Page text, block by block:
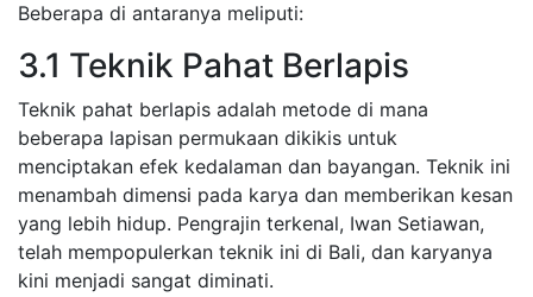
Beberapa di antaranya meliputi:
3.1 Teknik Pahat Berlapis
Teknik pahat berlapis adalah metode di mana
beberapa lapisan permukaan dikikis untuk
menciptakan efek kedalaman dan bayangan. Teknik ini
menambah dimensi pada karya dan memberikan kesan
yang lebih hidup. Pengrajin terkenal, Iwan Setiawan,
telah mempopulerkan teknik ini di Bali, dan karyanya
kini menjadi sangat diminati.